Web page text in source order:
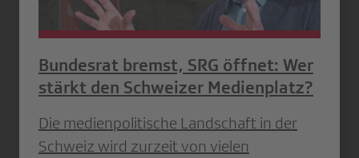
Bundesrat bremst, SRG öffnet: Wer
stärkt den Schweizer Medienplatz?
Die medienpolitische Landschaft in der
Schweiz wird zurzeit von vielen